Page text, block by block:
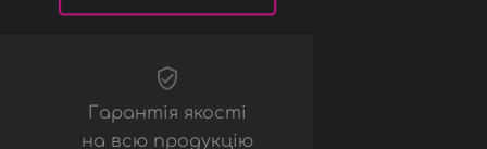
Гарантія якості
на всю продукцію